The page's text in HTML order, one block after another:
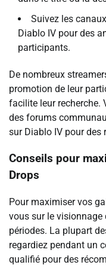
Suivez les
Diablo IV pour des
participants.
De nombreux
promotion de leur
facilite leur recherche.
des forums
sur Diablo IV pour des
Conseils pour
Drops
Pour maximiser vos
vous sur le
périodes. La plupart
regardiez pendant un
qualifié pour des